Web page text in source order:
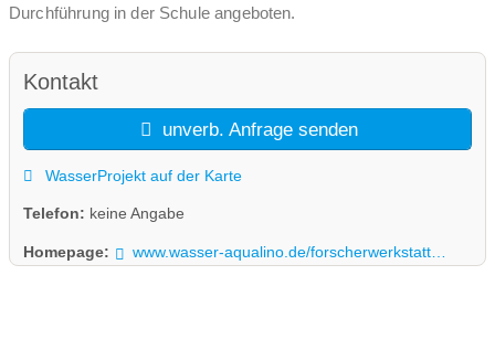
Durchführung in der Schule angeboten.
Kontakt
unverb. Anfrage senden
WasserProjekt auf der Karte
Telefon: keine Angabe
Homepage: www.wasser-aqualino.de/forscherwerkstatt/arbeitsblaetter/